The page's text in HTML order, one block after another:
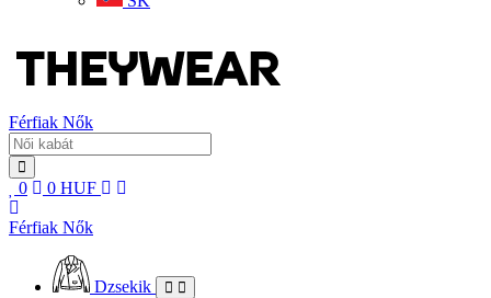
Férfiak Nők
0 0 HUF
Férfiak Nők
Dzsekik